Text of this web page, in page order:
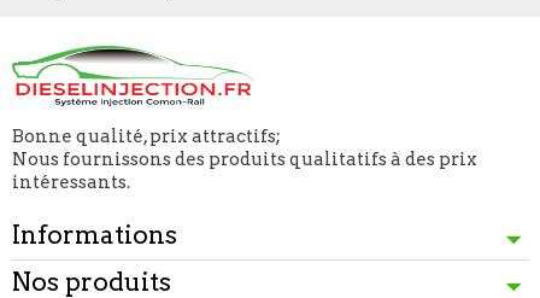
Bonne qualité, prix attractifs;
Nous fournissons des produits qualitatifs à des prix
intéressants.
Informations
Nos produits